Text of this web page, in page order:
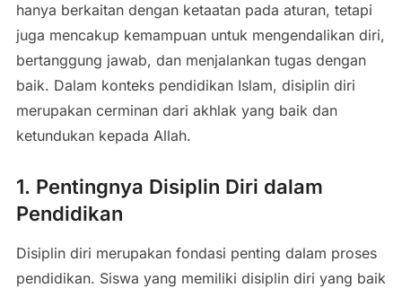
hanya berkaitan dengan ketaatan pada aturan, tetapi
juga mencakup kemampuan untuk mengendalikan diri,
bertanggung jawab, dan menjalankan tugas dengan
baik. Dalam konteks pendidikan Islam, disiplin diri
merupakan cerminan dari akhlak yang baik dan
ketundukan kepada Allah.
1. Pentingnya Disiplin Diri dalam
Pendidikan
Disiplin diri merupakan fondasi penting dalam proses
pendidikan. Siswa yang memiliki disiplin diri yang baik